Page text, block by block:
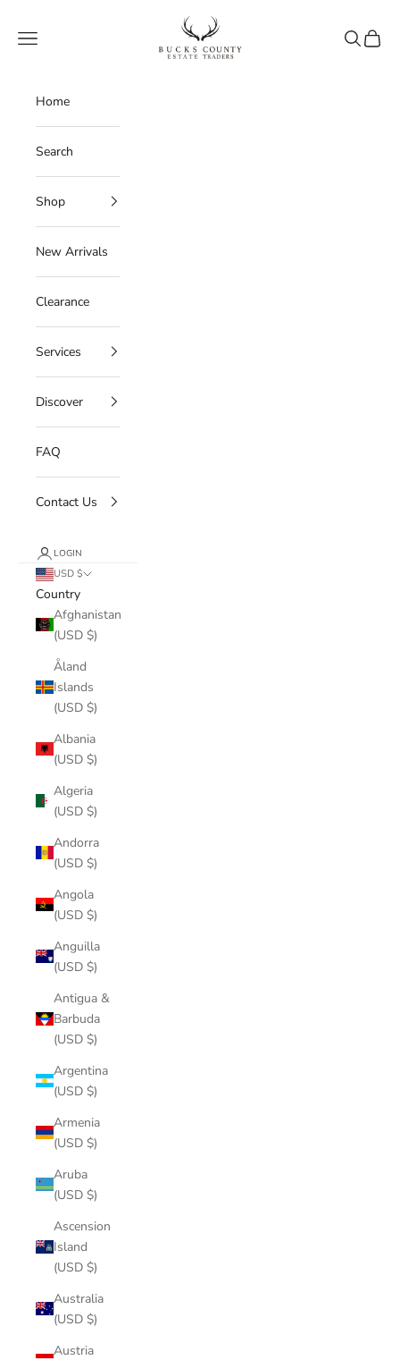
Bucks County Estate Traders
Navigation menu
Search
Cart
Home
Search
Shop
New Arrivals
Clearance
Services
Discover
FAQ
Contact Us
LOGIN
USD $
Country
Afghanistan
(USD $)
Åland
Islands
(USD $)
Albania
(USD $)
Algeria
(USD $)
Andorra
(USD $)
Angola
(USD $)
Anguilla
(USD $)
Antigua &
Barbuda
(USD $)
Argentina
(USD $)
Armenia
(USD $)
Aruba
(USD $)
Ascension
Island
(USD $)
Australia
(USD $)
Austria